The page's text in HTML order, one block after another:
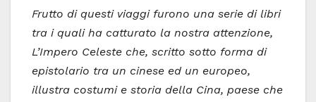
Frutto di questi viaggi furono una serie di libri
tra i quali ha catturato la nostra attenzione,
L’Impero Celeste che, scritto sotto forma di
epistolario tra un cinese ed un europeo,
illustra costumi e storia della Cina, paese che